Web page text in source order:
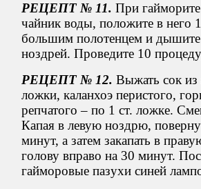
РЕЦЕПТ № 11. При
чайник воды, положите в него
большим полотенцем и
ноздрей. Проведите 10
РЕЦЕПТ № 12. Выжать сок из
ложки, каланхоэ перистого,
репчатого – по 1 ст. ложке.
Капая в левую ноздрю,
минут, а затем закапать в
голову вправо на 30 минут.
гайморовые пазухи синей